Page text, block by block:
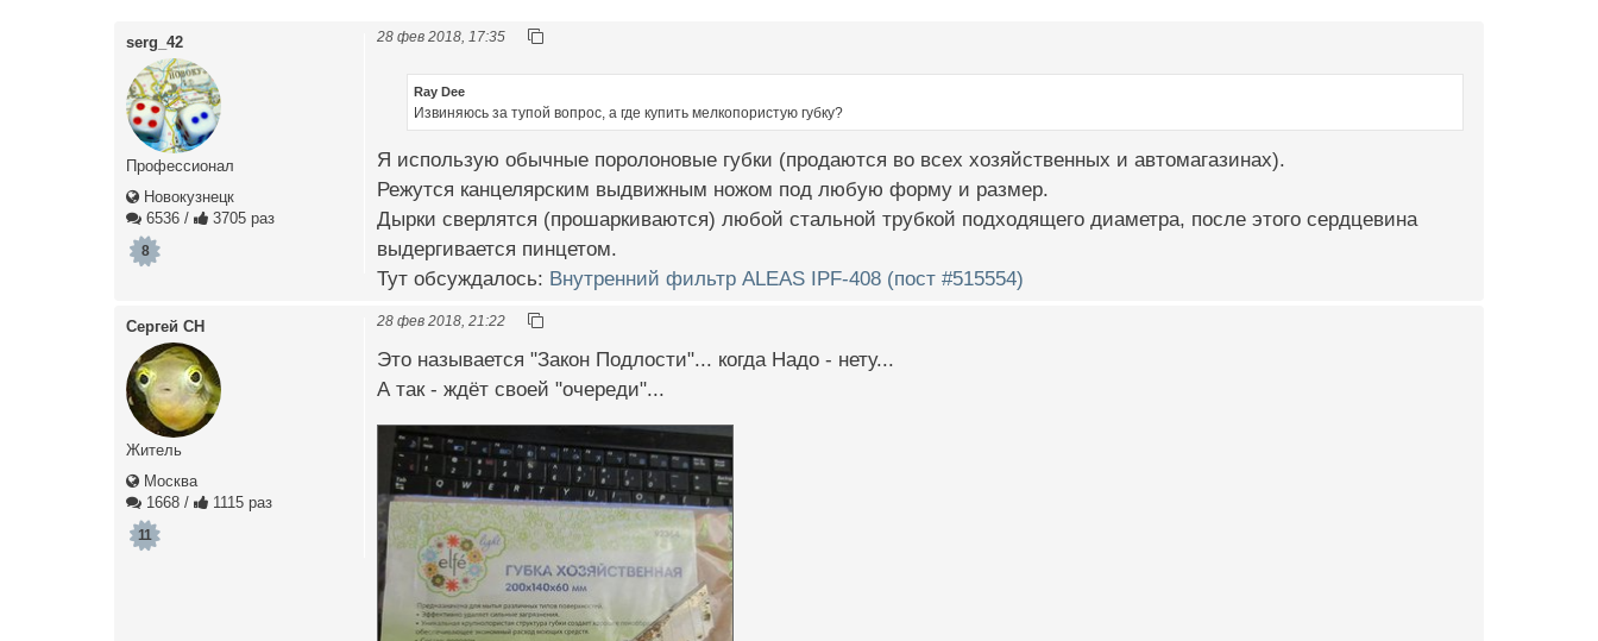
serg_42
Профессионал
Новокузнецк
6536 / 3705 раз
8
28 фев 2018, 17:35
Ray Dee
Извиняюсь за тупой вопрос, а где купить мелкопористую губку?
Я использую обычные поролоновые губки (продаются во всех хозяйственных и автомагазинах).
Режутся канцелярским выдвижным ножом под любую форму и размер.
Дырки сверлятся (прошаркиваются) любой стальной трубкой подходящего диаметра, после этого сердцевина
выдергивается пинцетом.
Тут обсуждалось: Внутренний фильтр ALEAS IPF-408 (пост #515554)
Сергей СН
Житель
Москва
1668 / 1115 раз
11
28 фев 2018, 21:22
Это называется "Закон Подлости"... когда Надо - нету...
А так - ждёт своей "очереди"...